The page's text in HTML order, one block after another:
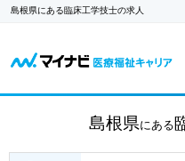
島根県にある臨床工学技士の求人
島根県にある